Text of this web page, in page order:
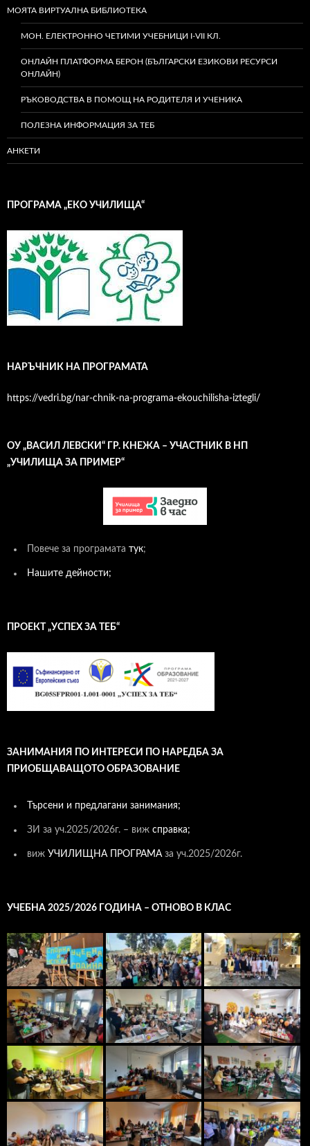
МОЯТА ВИРТУАЛНА БИБЛИОТЕКА
МОН. ЕЛЕКТРОННО ЧЕТИМИ УЧЕБНИЦИ I-VII КЛ.
ОНЛАЙН ПЛАТФОРМА БЕРОН (БЪЛГАРСКИ ЕЗИКОВИ РЕСУРСИ
ОНЛАЙН)
РЪКОВОДСТВА В ПОМОЩ НА РОДИТЕЛЯ И УЧЕНИКА
ПОЛЕЗНА ИНФОРМАЦИЯ ЗА ТЕБ
АНКЕТИ
ПРОГРАМА „ЕКО УЧИЛИЩА“
НАРЪЧНИК НА ПРОГРАМАТА
https://vedri.bg/nar-chnik-na-programa-ekouchilisha-iztegli/
ОУ „ВАСИЛ ЛЕВСКИ“ ГР. КНЕЖА – УЧАСТНИК В НП
„УЧИЛИЩА ЗА ПРИМЕР“
Повече за програмата тук;
Нашите дейности;
ПРОЕКТ „УСПЕХ ЗА ТЕБ“
ЗАНИМАНИЯ ПО ИНТЕРЕСИ ПО НАРЕДБА ЗА
ПРИОБЩАВАЩОТО ОБРАЗОВАНИЕ
Търсени и предлагани занимания;
ЗИ за уч.2025/2026г. – виж справка;
виж УЧИЛИЩНА ПРОГРАМА за уч.2025/2026г.
УЧЕБНА 2025/2026 ГОДИНА – ОТНОВО В КЛАС